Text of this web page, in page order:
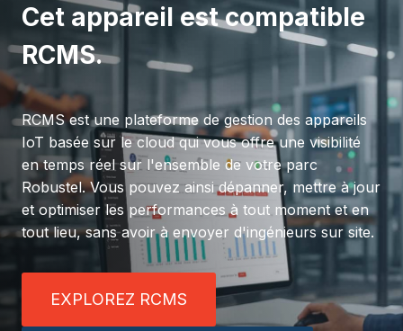
Cet appareil est compatible
RCMS.
RCMS est une plateforme de gestion des appareils
IoT basée sur le cloud qui vous offre une visibilité
en temps réel sur l'ensemble de votre parc
Robustel. Vous pouvez ainsi dépanner, mettre à jour
et optimiser les performances à tout moment et en
tout lieu, sans avoir à envoyer d'ingénieurs sur site.
EXPLOREZ RCMS